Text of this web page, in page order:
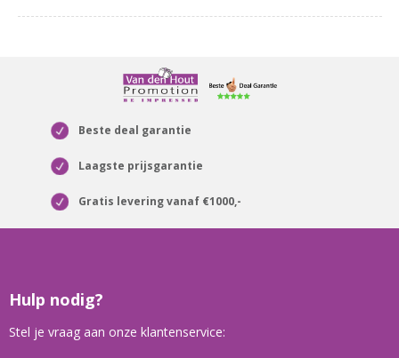
Beste deal garantie
Laagste prijsgarantie
Gratis levering vanaf €1000,-
Hulp nodig?
Stel je vraag aan onze klantenservice: